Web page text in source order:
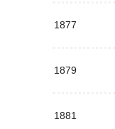
1877
1879
1881